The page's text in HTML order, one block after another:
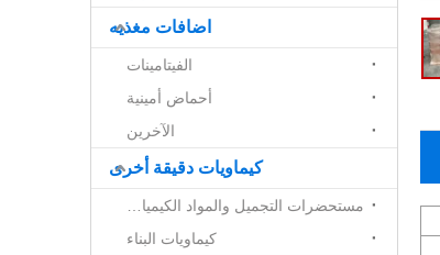
اضافات مغذيه
الفيتامينات
أحماض أمينية
الآخرين
كيماويات دقيقة أخرى
كيماويات البناء